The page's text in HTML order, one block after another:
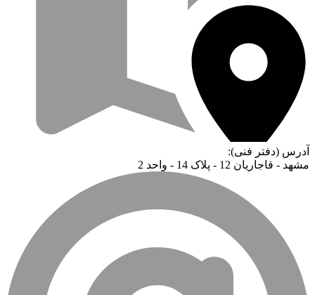
آدرس (دفتر فنی):
مشهد - قاجاریان 12 - پلاک 14 - واحد 2